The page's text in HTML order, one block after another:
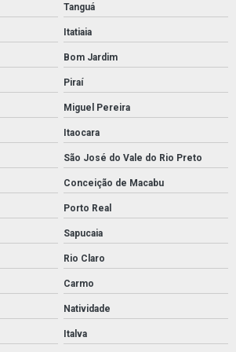
Tanguá
Itatiaia
Bom Jardim
Piraí
Miguel Pereira
Itaocara
São José do Vale do Rio Preto
Conceição de Macabu
Porto Real
Sapucaia
Rio Claro
Carmo
Natividade
Italva